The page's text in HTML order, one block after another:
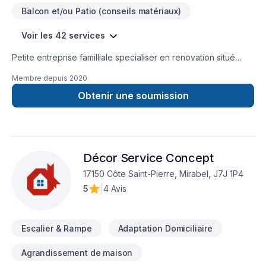
Balcon et/ou Patio (conseils matériaux)
Voir les 42 services
Petite entreprise familliale specialiser en renovation situé
Membre depuis 2020
Obtenir une soumission
Décor Service Concept
17150 Côte Saint-Pierre, Mirabel, J7J 1P4
5
4 Avis
Escalier & Rampe Adaptation Domiciliaire
Agrandissement de maison